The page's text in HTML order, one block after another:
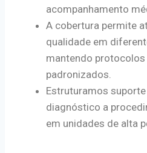
acompanhamento
A cobertura permite
qualidade em
mantendo
padronizados.
Estruturamos
diagnóstico a
em unidades de alta